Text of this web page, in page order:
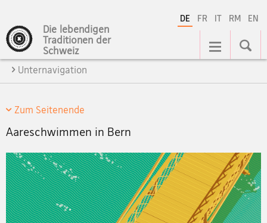
DE FR IT RM EN
Die lebendigen
Traditionen der
Schweiz
Hauptnavigation
Unternavigation
Zum Seitenende
Aareschwimmen in Bern